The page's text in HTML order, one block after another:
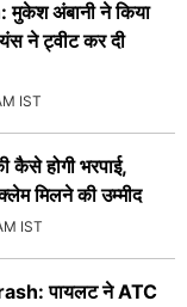
अंबानी ने किया
ने ट्वीट कर दी
IST
कैसे होगी भरपाई,
मिलने की उम्मीद
IST
पायलट ने ATC